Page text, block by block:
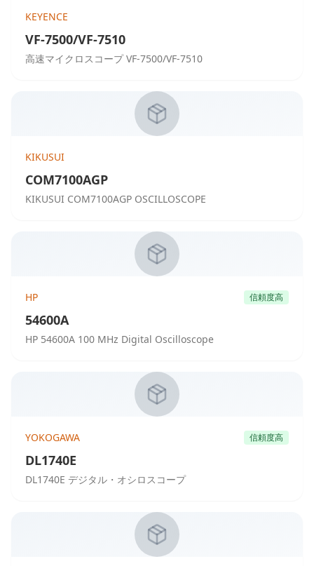
KEYENCE
VF-7500/VF-7510
高速マイクロスコープ VF-7500/VF-7510
KIKUSUI
COM7100AGP
KIKUSUI COM7100AGP OSCILLOSCOPE
HP 信頼度高
54600A
HP 54600A 100 MHz Digital Oscilloscope
YOKOGAWA 信頼度高
DL1740E
DL1740E デジタル・オシロスコープ